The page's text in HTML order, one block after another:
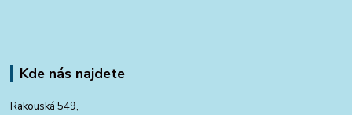
Kde nás najdete
Rakouská 549,